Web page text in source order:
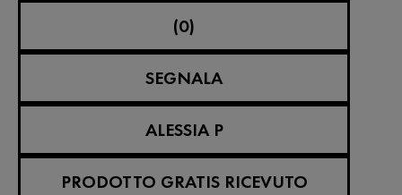
(0)
SEGNALA
ALESSIA P
PRODOTTO GRATIS RICEVUTO